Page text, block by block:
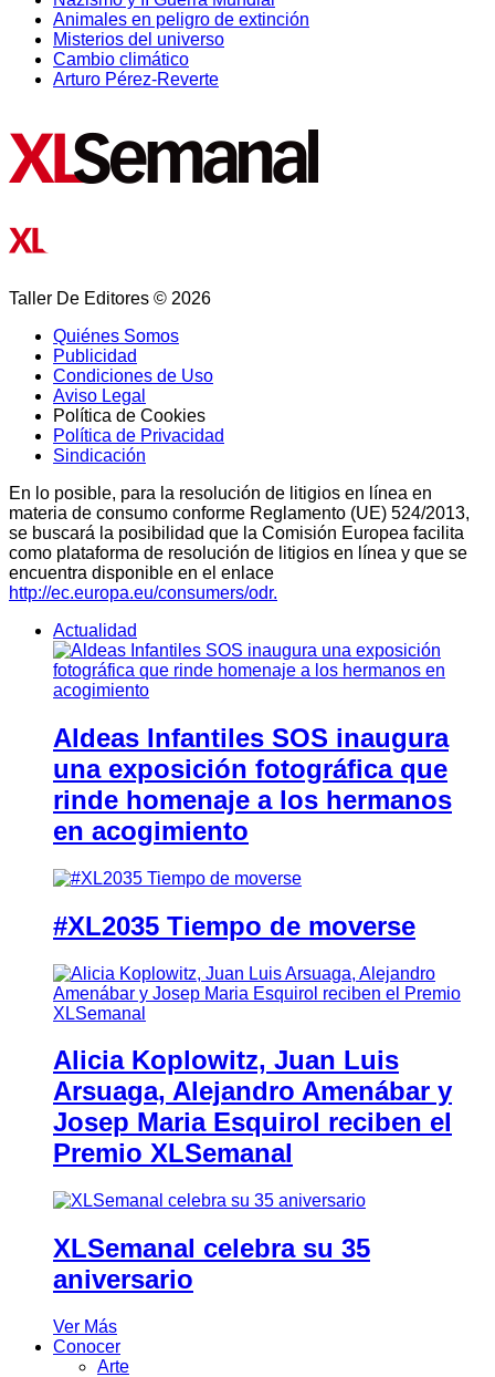
Animales en peligro de extinción
Misterios del universo
Cambio climático
Arturo Pérez-Reverte
Taller De Editores © 2026
Quiénes Somos
Publicidad
Condiciones de Uso
Aviso Legal
Política de Cookies
Política de Privacidad
Sindicación
En lo posible, para la resolución de litigios en línea en
materia de consumo conforme Reglamento (UE) 524/2013,
se buscará la posibilidad que la Comisión Europea facilita
como plataforma de resolución de litigios en línea y que se
encuentra disponible en el enlace
http://ec.europa.eu/consumers/odr.
Actualidad
Aldeas Infantiles SOS inaugura
una exposición fotográfica que
rinde homenaje a los hermanos
en acogimiento
#XL2035 Tiempo de moverse
Alicia Koplowitz, Juan Luis
Arsuaga, Alejandro Amenábar y
Josep Maria Esquirol reciben el
Premio XLSemanal
XLSemanal celebra su 35
aniversario
Ver Más
Conocer
Arte